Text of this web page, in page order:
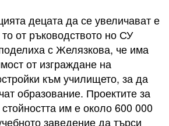
децата да се увеличават е
от ръководството но СУ
с Желязкова, че има
от изграждане на
към училището, за да
образование. Проектите за
им е около 600 000
заведение да търси